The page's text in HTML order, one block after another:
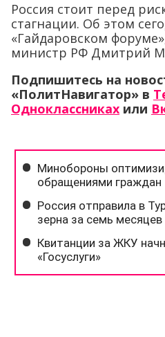
Россия стоит перед
стагнации. Об этом
«Гайдаровском
министр РФ Дмитрий
Подпишитесь на
«ПолитНавигатор» в
Одноклассниках или